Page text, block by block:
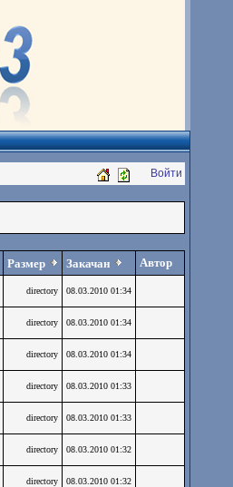
Войти
Размер Закачан Автор
directory 08.03.2010 01:34
directory 08.03.2010 01:34
directory 08.03.2010 01:34
directory 08.03.2010 01:33
directory 08.03.2010 01:33
directory 08.03.2010 01:32
directory 08.03.2010 01:32